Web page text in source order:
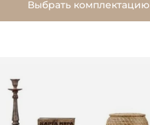
Выбрать комплектацию